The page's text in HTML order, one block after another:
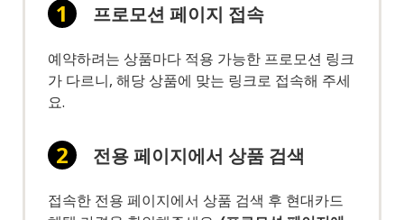
프로모션 페이지 접속
예약하려는 상품마다 적용 가능한 프로모션 링크
가 다르니, 해당 상품에 맞는 링크로 접속해 주세
요.
전용 페이지에서 상품 검색
접속한 전용 페이지에서 상품 검색 후 현대카드